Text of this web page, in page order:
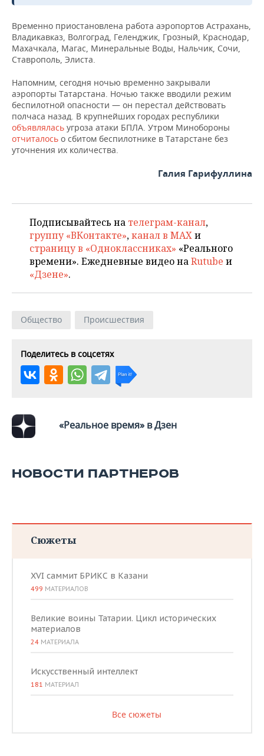
Временно приостановлена работа аэропортов Астрахань,
Владикавказ, Волгоград, Геленджик, Грозный, Краснодар,
Махачкала, Магас, Минеральные Воды, Нальчик, Сочи,
Ставрополь, Элиста.
Напомним, сегодня ночью временно закрывали
аэропорты Татарстана. Ночью также вводили режим
беспилотной опасности — он перестал действовать
полчаса назад. В крупнейших городах республики
объявлялась угроза атаки БПЛА. Утром Минобороны
отчиталось о сбитом беспилотнике в Татарстане без
уточнения их количества.
Галия Гарифуллина
Подписывайтесь на телеграм-канал,
группу «ВКонтакте»,канал в MAXи
страницу в «Одноклассниках» «Реального
времени». Ежедневные видео наRutube и
«Дзене».
Общество Происшествия
Поделитесь в соцсетях
«Реальное время» в Дзен
НОВОСТИ ПАРТНЕРОВ
Сюжеты
XVI саммит БРИКС в Казани
499 МАТЕРИАЛОВ
Великие воины Татарии. Цикл исторических
материалов
24 МАТЕРИАЛА
Искусственный интеллект
181 МАТЕРИАЛ
Все сюжеты